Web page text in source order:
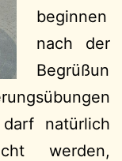
beginnen
nach der
Begrüßun
natürlich
werden,